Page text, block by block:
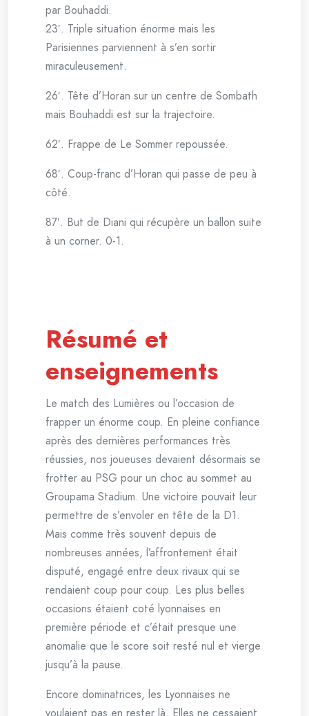
par Bouhaddi.
23′. Triple situation énorme mais les
Parisiennes parviennent à s’en sortir
miraculeusement.
26′. Tête d’Horan sur un centre de Sombath
mais Bouhaddi est sur la trajectoire.
62′. Frappe de Le Sommer repoussée.
68′. Coup-franc d’Horan qui passe de peu à
côté.
87′. But de Diani qui récupère un ballon suite
à un corner. 0-1.
Résumé et
enseignements
Le match des Lumières ou l’occasion de
frapper un énorme coup. En pleine confiance
après des dernières performances très
réussies, nos joueuses devaient désormais se
frotter au PSG pour un choc au sommet au
Groupama Stadium. Une victoire pouvait leur
permettre de s’envoler en tête de la D1.
Mais comme très souvent depuis de
nombreuses années, l’affrontement était
disputé, engagé entre deux rivaux qui se
rendaient coup pour coup. Les plus belles
occasions étaient coté lyonnaises en
première période et c’était presque une
anomalie que le score soit resté nul et vierge
jusqu’à la pause.
Encore dominatrices, les Lyonnaises ne